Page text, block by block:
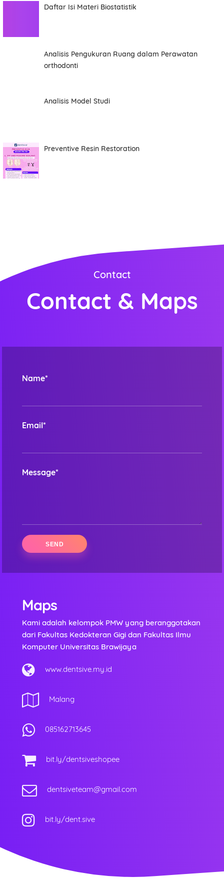
Daftar Isi Materi Biostatistik
Analisis Pengukuran Ruang dalam Perawatan
orthodonti
Analisis Model Studi
Preventive Resin Restoration
Contact
Contact & Maps
Name*
Email*
Message*
Maps
Kami adalah kelompok PMW yang beranggotakan
dari Fakultas Kedokteran Gigi dan Fakultas Ilmu
Komputer Universitas Brawijaya
www.dentsive.my.id
Malang
085162713645
bit.ly/dentsiveshopee
dentsiveteam@gmail.com
bit.ly/dent.sive
Item Choices
Comment